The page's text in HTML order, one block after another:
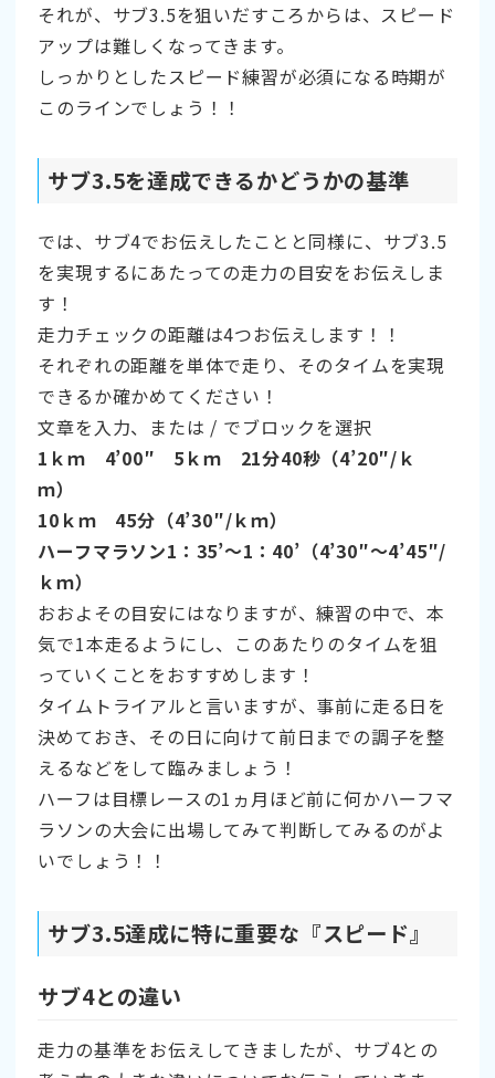
それが、サブ3.5を狙いだすころからは、スピード
アップは難しくなってきます。
しっかりとしたスピード練習が必須になる時期が
このラインでしょう！！
サブ3.5を達成できるかどうかの基準
では、サブ4でお伝えしたことと同様に、サブ3.5
を実現するにあたっての走力の目安をお伝えしま
す！
走力チェックの距離は4つお伝えします！！
それぞれの距離を単体で走り、そのタイムを実現
できるか確かめてください！
文章を入力、または / でブロックを選択
1ｋｍ 4’00″ 5ｋｍ 21分40秒（4’20″/ｋ
ｍ）
10ｋｍ 45分（4’30″/ｋｍ）
ハーフマラソン1：35’～1：40’（4’30″～4’45″/
ｋｍ）
おおよその目安にはなりますが、練習の中で、本
気で1本走るようにし、このあたりのタイムを狙
っていくことをおすすめします！
タイムトライアルと言いますが、事前に走る日を
決めておき、その日に向けて前日までの調子を整
えるなどをして臨みましょう！
ハーフは目標レースの1ヵ月ほど前に何かハーフマ
ラソンの大会に出場してみて判断してみるのがよ
いでしょう！！
サブ3.5達成に特に重要な『スピード』
サブ4との違い
走力の基準をお伝えしてきましたが、サブ4との